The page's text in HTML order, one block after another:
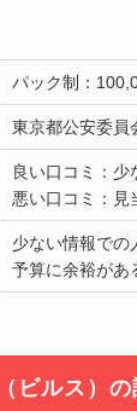
パック制：
東京都公安委員
良い口コミ：
悪い口コミ：見
少ない情報での
予算に余裕があ
ビルス）の